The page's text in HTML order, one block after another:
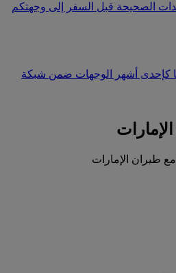
الصحيحة قبل السفر إلى وجهتكم
كإحدى أشهر الوجهات ضمن شبكة
طيران الإمارات